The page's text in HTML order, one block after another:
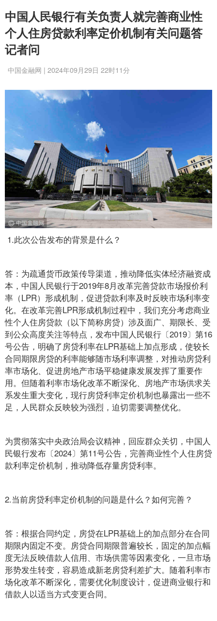
中国人民银行有关负责人就完善商业性
个人住房贷款利率定价机制有关问题答
记者问
中国金融网 | 2024年09月29日 22时11分
1.此次公告发布的背景是什么？
答：为疏通货币政策传导渠道，推动降低实体经济融资成
本，中国人民银行于2019年8月改革完善贷款市场报价利
率（LPR）形成机制，促进贷款利率及时反映市场利率变
化。在改革完善LPR形成机制过程中，我们充分考虑商业
性个人住房贷款（以下简称房贷）涉及面广、期限长、受
到公众高度关注等特点，发布中国人民银行〔2019〕第16
号公告，明确了房贷利率在LPR基础上加点形成，使较长
合同期限房贷的利率能够随市场利率调整，对推动房贷利
率市场化、促进房地产市场平稳健康发展发挥了重要作
用。但随着利率市场化改革不断深化、房地产市场供求关
系发生重大变化，现行房贷利率定价机制也暴露出一些不
足，人民群众反映较为强烈，迫切需要调整优化。
为贯彻落实中央政治局会议精神，回应群众关切，中国人
民银行发布〔2024〕第11号公告，完善商业性个人住房贷
款利率定价机制，推动降低存量房贷利率。
2.当前房贷利率定价机制的问题是什么？如何完善？
答：根据合同约定，房贷在LPR基础上的加点部分在合同
期限内固定不变。房贷合同期限普遍较长，固定的加点幅
度无法反映借款人信用、市场供需等因素变化，一旦市场
形势发生转变，容易造成新老房贷利差扩大。随着利率市
场化改革不断深化，需要优化制度设计，促进商业银行和
借款人以适当方式变更合同。